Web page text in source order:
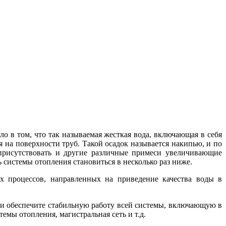
в том, что так называемая жесткая вода, включающая в себя
поверхности труб. Такой осадок называется накипью, и по
и другие различные примеси увеличивающие
отопления становиться в несколько раз ниже.
процессов, направленных на приведение качества воды в
обеспечите стабильную работу всей системы, включающую в
отопления, магистральная сеть и т.д.